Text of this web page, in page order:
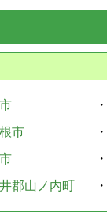
・
市
・
・
郡山ノ内町
・